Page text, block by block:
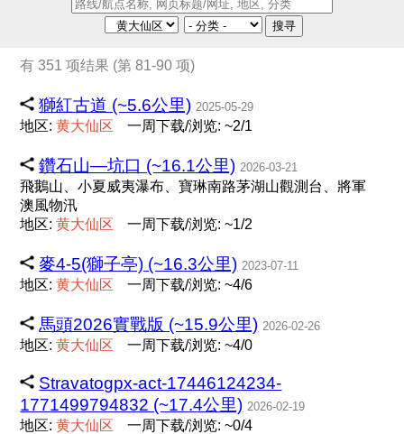
搜寻
有 351 项结果 (第 81-90 项)
獅紅古道 (~5.6公里) 2025-05-29
地区:黄大仙区 一周下载/浏览: ~2/1
鑽石山—坑口 (~16.1公里) 2026-03-21
飛鵝山、小夏威夷瀑布、寶琳南路茅湖山觀測台、將軍
澳風物汛
地区:黄大仙区 一周下载/浏览: ~1/2
麥4-5(獅子亭) (~16.3公里) 2023-07-11
地区:黄大仙区 一周下载/浏览: ~4/6
馬頭2026實戰版 (~15.9公里) 2026-02-26
地区:黄大仙区 一周下载/浏览: ~4/0
Stravatogpx-act-17446124234-
1771499794832 (~17.4公里) 2026-02-19
地区:黄大仙区 一周下载/浏览: ~0/4